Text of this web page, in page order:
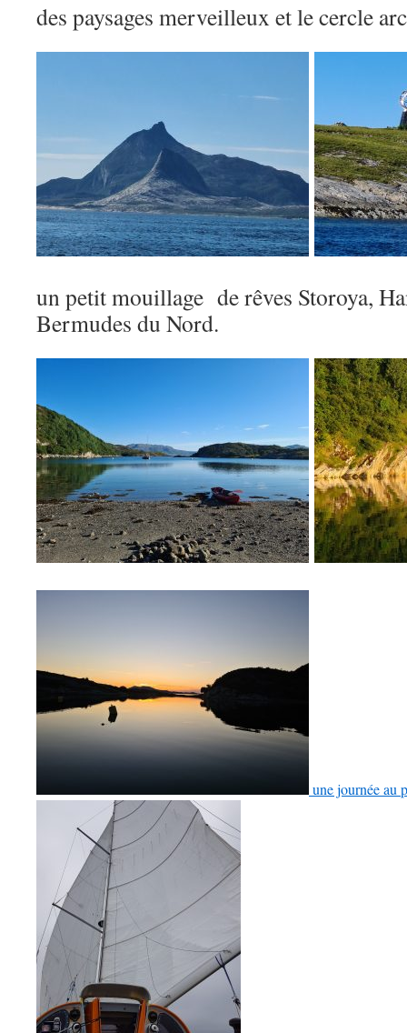
des paysages merveilleux et le cercle
un petit mouillage de rêves Storoya,
Bermudes du Nord.
une journée au